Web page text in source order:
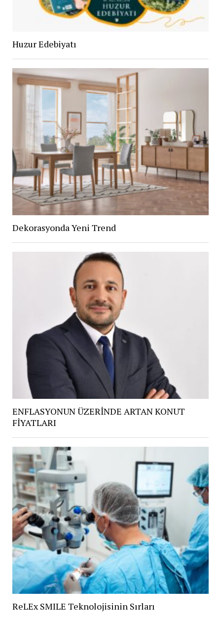
Huzur Edebiyatı
Dekorasyonda Yeni Trend
ENFLASYONUN ÜZERİNDE ARTAN KONUT
FİYATLARI
ReLEx SMILE Teknolojisinin Sırları